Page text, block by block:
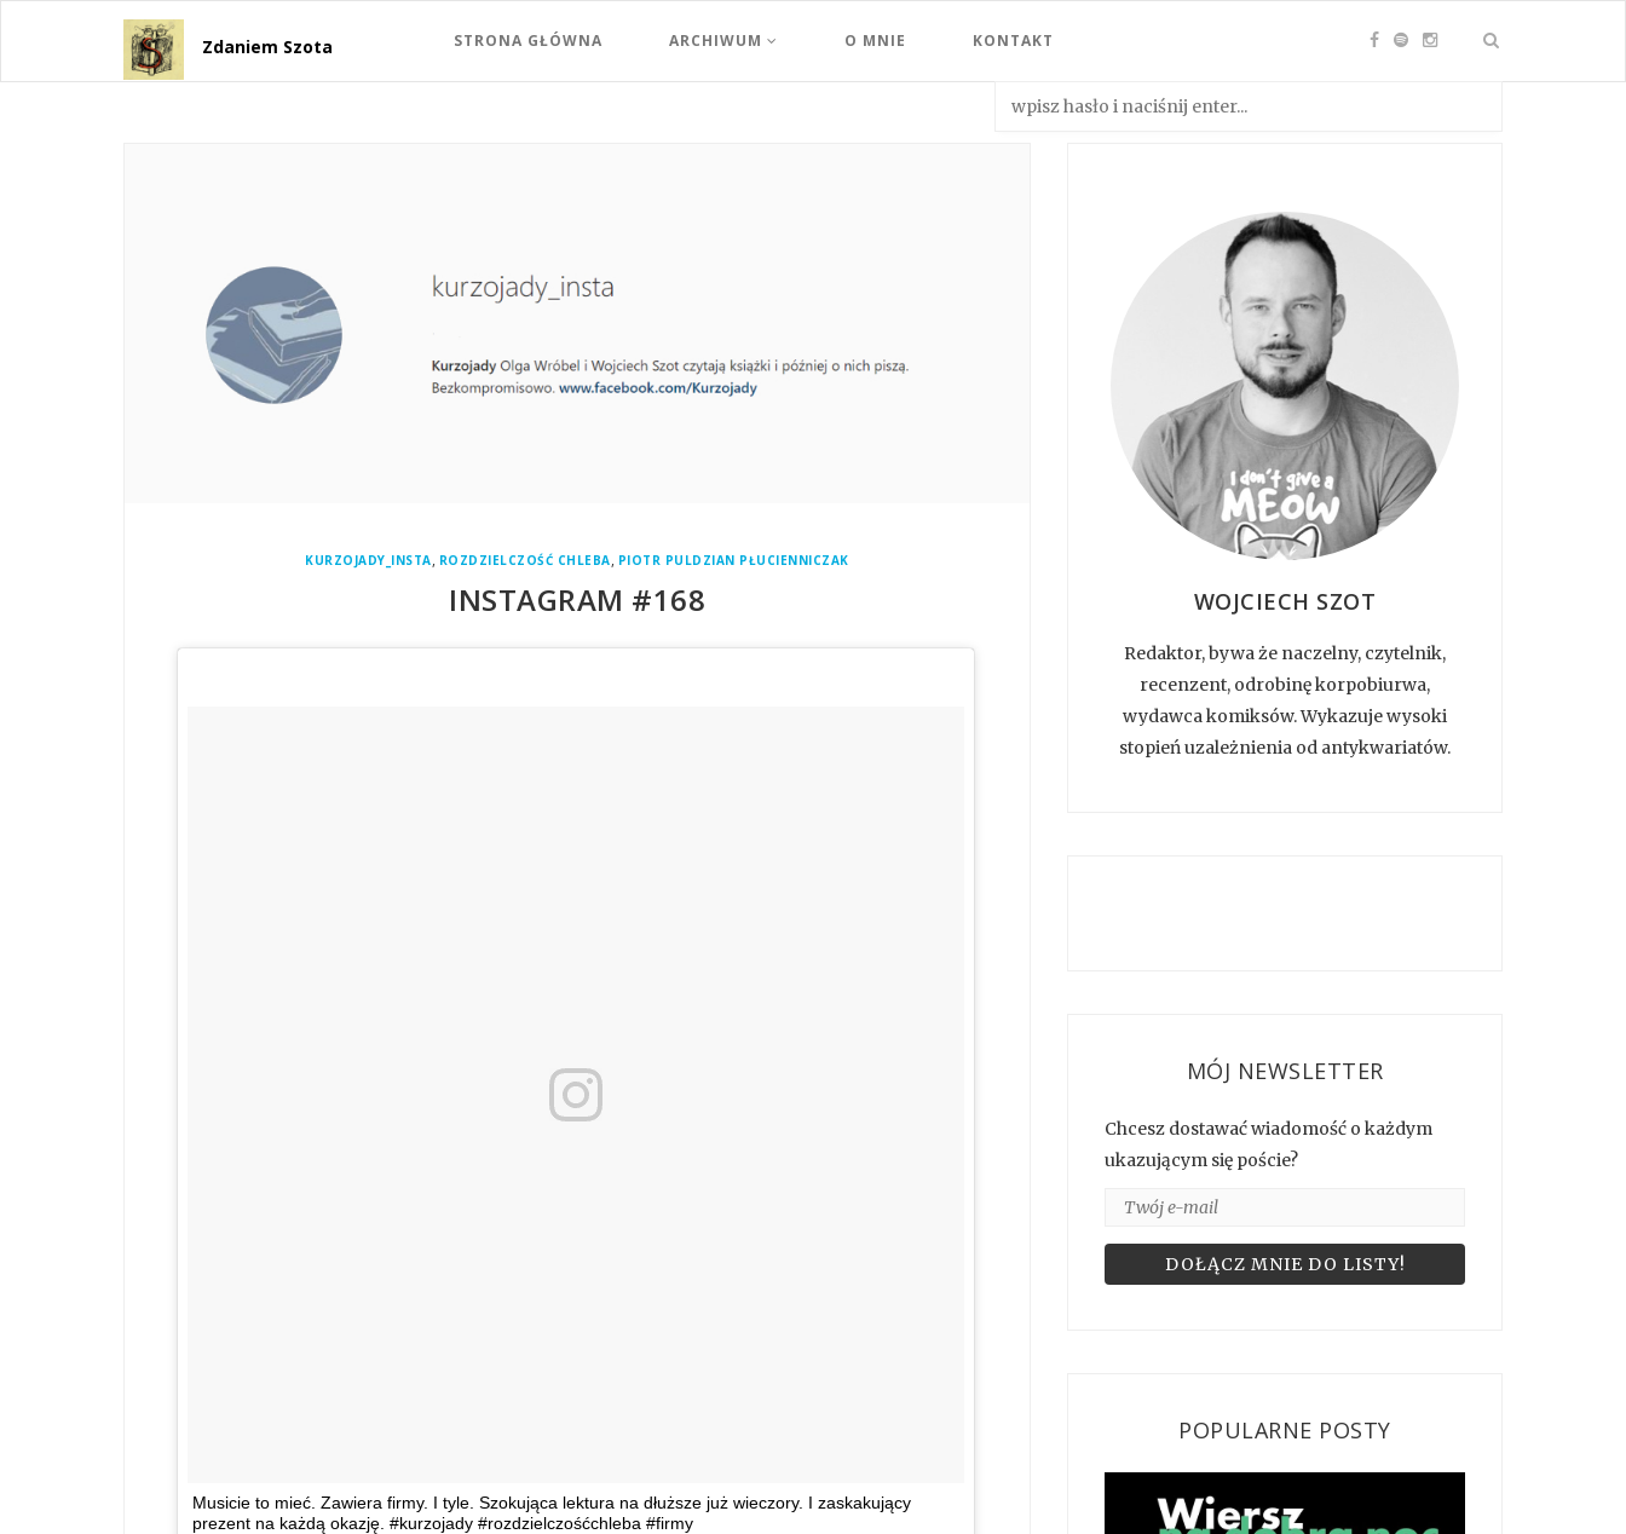
Zdaniem Szota STRONA GŁÓWNA ARCHIWUM O MNIE KONTAKT
KURZOJADY_INSTA, ROZDZIELCZOŚĆ CHLEBA, PIOTR PULDZIAN PŁUCIENNICZAK
INSTAGRAM #168
Musicie to mieć. Zawiera firmy. I tyle. Szokująca lektura na dłuższe już wieczory. I zaskakujący
prezent na każdą okazję. #kurzojady #rozdzielczośćchleba #firmy
WOJCIECH SZOT
Redaktor, bywa że naczelny, czytelnik,
recenzent, odrobinę korpobiurwa,
wydawca komiksów. Wykazuje wysoki
stopień uzależnienia od antykwariatów.
MÓJ NEWSLETTER
Chcesz dostawać wiadomość o każdym
ukazującym się poście?
POPULARNE POSTY